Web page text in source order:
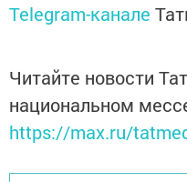
Telegram-канале
Читайте новости
национальном
https://max.ru/